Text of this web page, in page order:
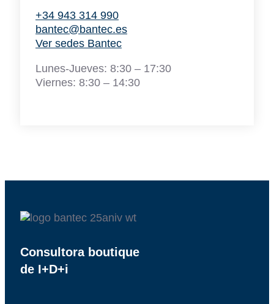
+34 943 314 990
bantec@bantec.es
Ver sedes Bantec
Lunes-Jueves: 8:30 – 17:30
Viernes: 8:30 – 14:30
Consultora boutique
de I+D+i